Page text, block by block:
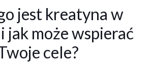
jest kreatyna w
jak może wspierać
cele?